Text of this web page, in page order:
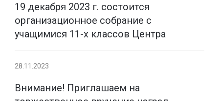
19 декабря 2023 г. состоится
организационное собрание с
учащимися 11-х классов Центра
28.11.2023
Внимание! Приглашаем на